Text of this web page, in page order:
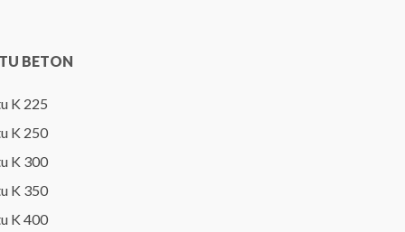
BETON
K 225
K 250
K 300
K 350
K 400